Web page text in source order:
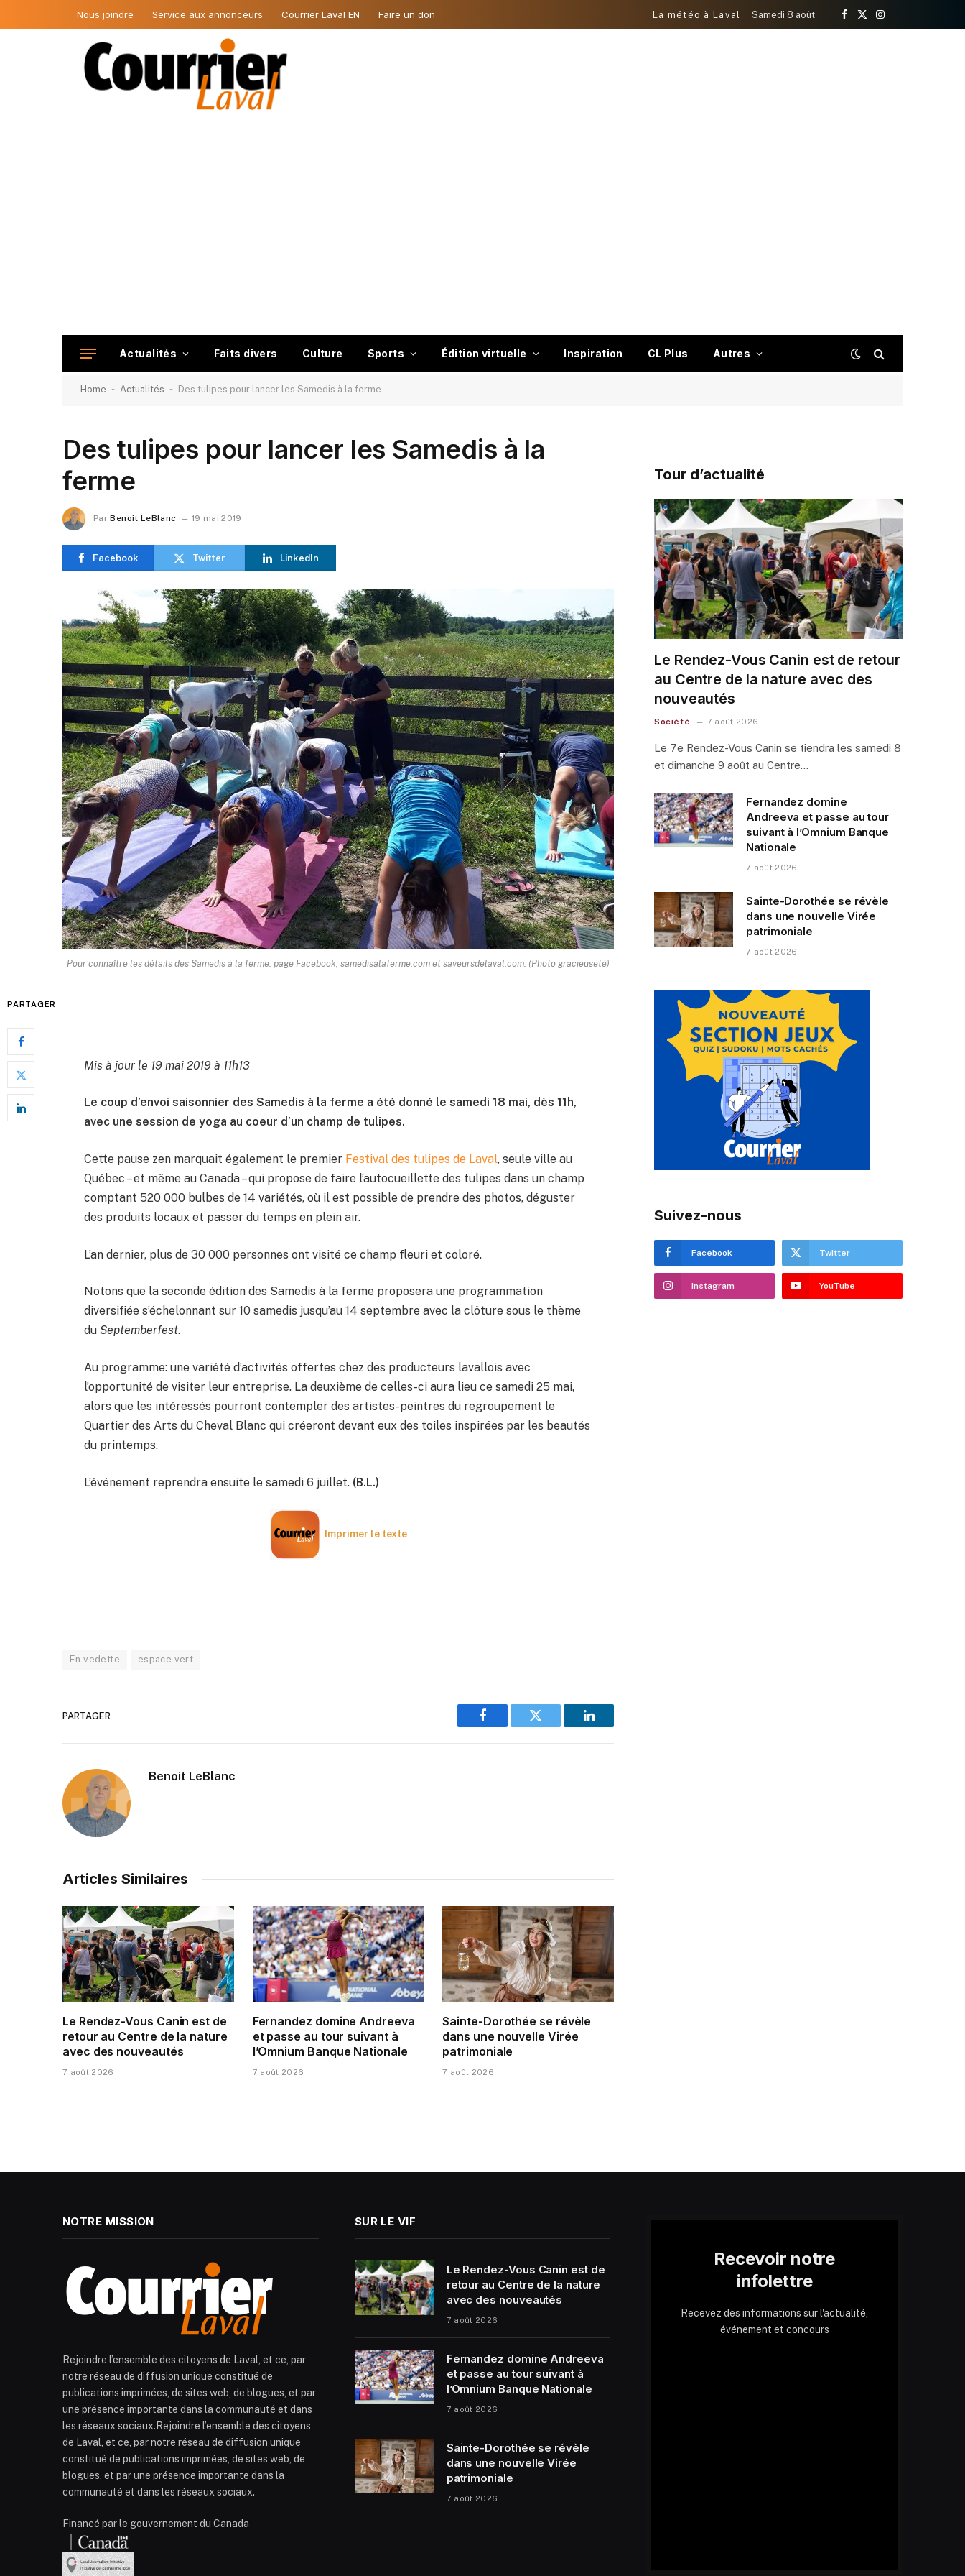
Nous joindre Service aux annonceurs Courrier Laval EN Faire un don La météo à Laval Samedi 8 août
Facebook
X
Instagram
Actualités Faits divers Culture Sports Édition virtuelle Inspiration CL Plus Autres
Home - Actualités - Des tulipes pour lancer les Samedis à la ferme
Des tulipes pour lancer les Samedis à la
ferme
Par Benoit LeBlanc 19 mai 2019
Facebook Twitter LinkedIn
Pour connaître les détails des Samedis à la ferme: page Facebook, samedisalaferme.com et saveursdelaval.com. (Photo gracieuseté)
PARTAGER
Mis à jour le 19 mai 2019 à 11h13
Le coup d’envoi saisonnier des Samedis à la ferme a été donné le samedi 18 mai, dès 11h,
avec une session de yoga au coeur d’un champ de tulipes.
Cette pause zen marquait également le premier Festival des tulipes de Laval, seule ville au
Québec – et même au Canada – qui propose de faire l’autocueillette des tulipes dans un champ
comptant 520 000 bulbes de 14 variétés, où il est possible de prendre des photos, déguster
des produits locaux et passer du temps en plein air.
L’an dernier, plus de 30 000 personnes ont visité ce champ fleuri et coloré.
Notons que la seconde édition des Samedis à la ferme proposera une programmation
diversifiée s’échelonnant sur 10 samedis jusqu’au 14 septembre avec la clôture sous le thème
du Septemberfest.
Au programme: une variété d’activités offertes chez des producteurs lavallois avec
l’opportunité de visiter leur entreprise. La deuxième de celles-ci aura lieu ce samedi 25 mai,
alors que les intéressés pourront contempler des artistes-peintres du regroupement le
Quartier des Arts du Cheval Blanc qui créeront devant eux des toiles inspirées par les beautés
du printemps.
L’événement reprendra ensuite le samedi 6 juillet. (B.L.)
Imprimer le texte
En vedette espace vert
PARTAGER
Facebook Twitter LinkedIn
Benoit LeBlanc
Articles Similaires
Le Rendez-Vous Canin est de
retour au Centre de la nature
avec des nouveautés
7 août 2026
Fernandez domine Andreeva
et passe au tour suivant à
l’Omnium Banque Nationale
7 août 2026
Sainte-Dorothée se révèle
dans une nouvelle Virée
patrimoniale
7 août 2026
Tour d’actualité
Le Rendez-Vous Canin est de retour
au Centre de la nature avec des
nouveautés
Société 7 août 2026
Le 7e Rendez-Vous Canin se tiendra les samedi 8
et dimanche 9 août au Centre…
Fernandez domine
Andreeva et passe au tour
suivant à l’Omnium Banque
Nationale
7 août 2026
Sainte-Dorothée se révèle
dans une nouvelle Virée
patrimoniale
7 août 2026
Suivez-nous
Facebook Twitter
Instagram YouTube
NOTRE MISSION
Rejoindre l’ensemble des citoyens de Laval, et ce, par
notre réseau de diffusion unique constitué de
publications imprimées, de sites web, de blogues, et par
une présence importante dans la communauté et dans
les réseaux sociaux.Rejoindre l’ensemble des citoyens
de Laval, et ce, par notre réseau de diffusion unique
constitué de publications imprimées, de sites web, de
blogues, et par une présence importante dans la
communauté et dans les réseaux sociaux.
Financé par le gouvernement du Canada
SUR LE VIF
Le Rendez-Vous Canin est de
retour au Centre de la nature
avec des nouveautés
7 août 2026
Fernandez domine Andreeva
et passe au tour suivant à
l’Omnium Banque Nationale
7 août 2026
Sainte-Dorothée se révèle
dans une nouvelle Virée
patrimoniale
7 août 2026
Recevoir notre
infolettre
Recevez des informations sur l'actualité,
événement et concours